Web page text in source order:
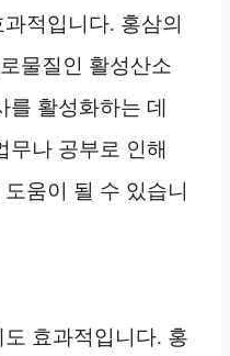
적입니다. 홍삼의
물질인 활성산소
활성화하는 데
무나 공부로 인해
움이 될 수 있습니
효과적입니다. 홍